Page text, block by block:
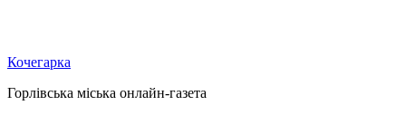
Кочегарка
Горлівська міська онлайн-газета